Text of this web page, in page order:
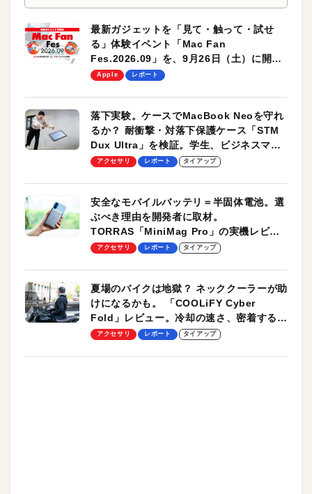
最新ガジェットを「見て・触って・試せ
る」体験イベント「Mac Fan
Fes.2026.09」を、9月26日（土）に開催
します！
Apple レポート
落下実験。ケースでMacBook Neoを守れ
るか？ 耐衝撃・対落下保護ケース「STM
Dux Ultra」を検証。学生、ビジネスマン
のモバイルユースに最適！
アクセサリ レポート タイアップ
安全なモバイルバッテリ＝半固体電池。選
ぶべき理由を開発者に取材。
TORRAS「MiniMag Pro」の実機レビュ
ーも
アクセサリ レポート タイアップ
夏場のバイクは地獄？ ネッククーラーが助
けになるかも。 「COOLiFY Cyber
Fold」レビュー。冷却の速さ、密着する冷
却プレート、シンプルな操作性がグッド！
アクセサリ レポート タイアップ